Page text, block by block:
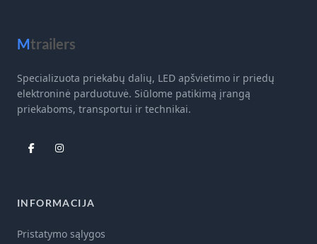
Mtrailers
Specializuota priekabų dalių, LED apšvietimo ir priedų
elektroninė parduotuvė. Siūlome patikimą įrangą
priekaboms, transportui ir technikai.
INFORMACIJA
Pristatymo sąlygos